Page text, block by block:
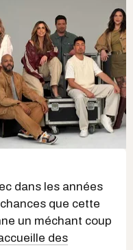
dans les années
que cette
un méchant coup
des